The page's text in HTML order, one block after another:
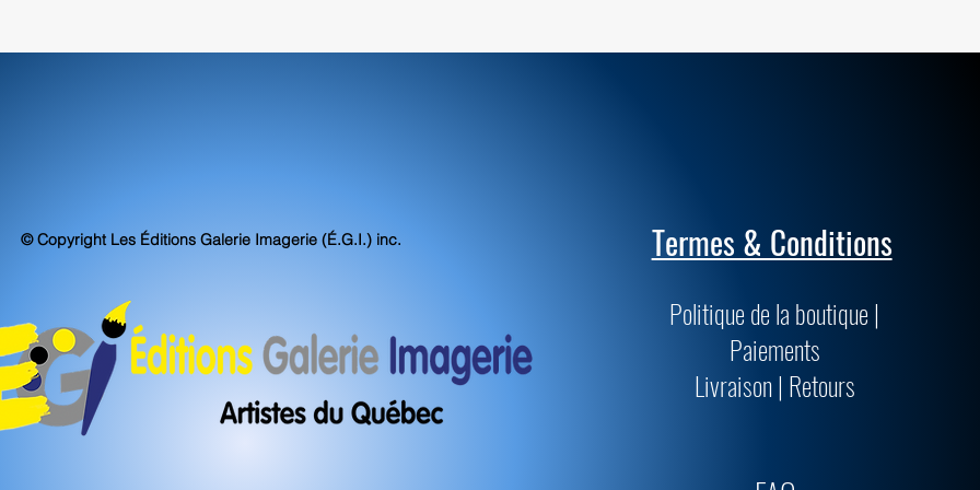
© Copyright Les Éditions Galerie Imagerie (É.G.I.) inc. Termes & Conditions
Politique de la boutique |
Paiements
Livraison | Retours